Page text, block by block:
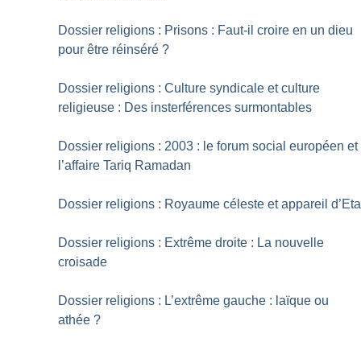
Dossier religions : Prisons : Faut-il croire en un dieu
pour être réinséré ?
Dossier religions : Culture syndicale et culture
religieuse : Des insterférences surmontables
Dossier religions : 2003 : le forum social européen et
l’affaire Tariq Ramadan
Dossier religions : Royaume céleste et appareil
Dossier religions : Extrême droite : La nouvelle
croisade
Dossier religions : L’extrême gauche : laïque ou
athée ?